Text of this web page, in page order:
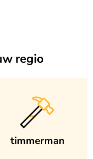
regio
timmerman